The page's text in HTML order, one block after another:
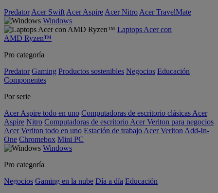
Predator Acer Swift Acer Aspire Acer Nitro Acer TravelMate
Windows
Laptops Acer con
AMD Ryzen™
Pro categoría
Predator Gaming Productos sostenibles Negocios Educación
Componentes
Por serie
Acer Aspire todo en uno Computadoras de escritorio clásicas Acer
Aspire Nitro Computadoras de escritorio Acer Veriton para negocios
Acer Veriton todo en uno Estación de trabajo Acer Veriton Add-In-
One Chromebox Mini PC
Windows
Pro categoría
Negocios Gaming en la nube Día a día Educación